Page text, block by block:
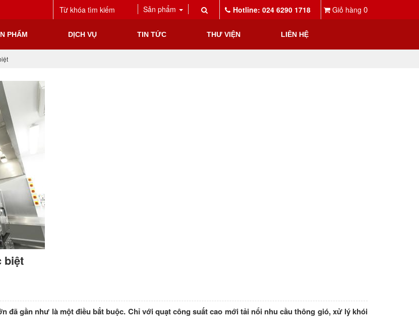
Giỏ hàng 0
Hotline: 024 6290 1718
Sản phẩm
PHẨM DỊCH VỤ TIN TỨC THƯ VIỆN LIÊN HỆ
biệt
đã gần như là một điều bắt buộc. Chỉ với quạt công suất cao mới tải nổi nhu cầu thông gió, xử lý khói